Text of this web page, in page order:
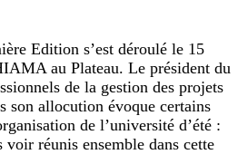
Edition s’est déroulé le 15
au Plateau. Le président du
de la gestion des projets
allocution évoque certains
de l’université d’été :
voir réunis ensemble dans cette